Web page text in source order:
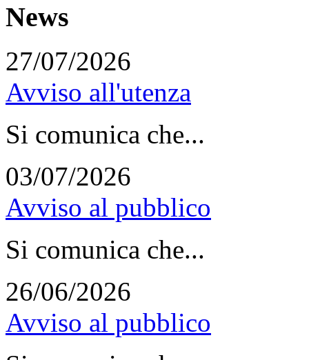
News
27/07/2026
Avviso all'utenza
Si comunica che...
03/07/2026
Avviso al pubblico
Si comunica che...
26/06/2026
Avviso al pubblico